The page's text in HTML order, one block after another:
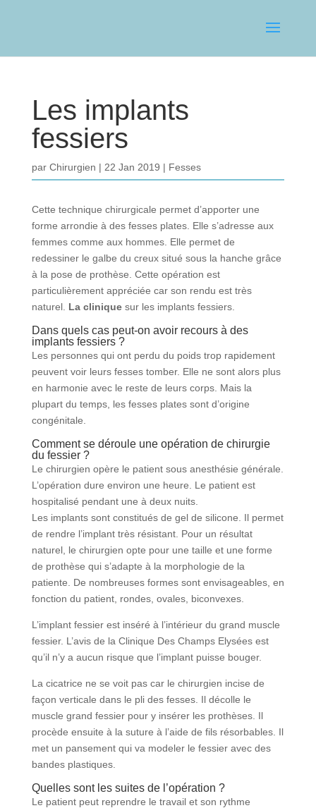
Les implants
fessiers
par Chirurgien 22 Jan 2019 Fesses
Cette technique chirurgicale permet d’apporter une
forme arrondie à des fesses plates. Elle s’adresse aux
femmes comme aux hommes. Elle permet de
redessiner le galbe du creux situé sous la hanche grâce
à la pose de prothèse. Cette opération est
particulièrement appréciée car son rendu est très
naturel. La cliniquesur les implants fessiers.
Dans quels cas peut-on avoir recours à des
implants fessiers ?
Les personnes qui ont perdu du poids trop rapidement
peuvent voir leurs fesses tomber. Elle ne sont alors plus
en harmonie avec le reste de leurs corps. Mais la
plupart du temps, les fesses plates sont d’origine
congénitale.
Comment se déroule une opération de chirurgie
du fessier ?
Le chirurgien opère le patient sous anesthésie générale.
L’opération dure environ une heure. Le patient est
hospitalisé pendant une à deux nuits.
Les implants sont constitués de gel de silicone. Il permet
de rendre l’implant très résistant. Pour un résultat
naturel, le chirurgien opte pour une taille et une forme
de prothèse qui s’adapte à la morphologie de la
patiente. De nombreuses formes sont envisageables, en
fonction du patient, rondes, ovales, biconvexes.
L’implant fessier est inséré à l’intérieur du grand muscle
fessier. L’avis de la Clinique Des Champs Elysées est
qu’il n’y a aucun risque que l’implant puisse bouger.
La cicatrice ne se voit pas car le chirurgien incise de
façon verticale dans le pli des fesses. Il décolle le
muscle grand fessier pour y insérer les prothèses. Il
procède ensuite à la suture à l’aide de fils résorbables. Il
met un pansement qui va modeler le fessier avec des
bandes plastiques.
Quelles sont les suites de l’opération ?
Le patient peut reprendre le travail et son rythme